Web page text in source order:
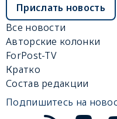
Прислать новость
Все новости
Авторские колонки
ForPost-TV
Кратко
Состав редакции
Подпишитесь на